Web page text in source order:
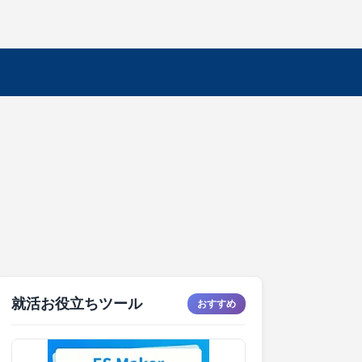
就活お役立ちツール おすすめ